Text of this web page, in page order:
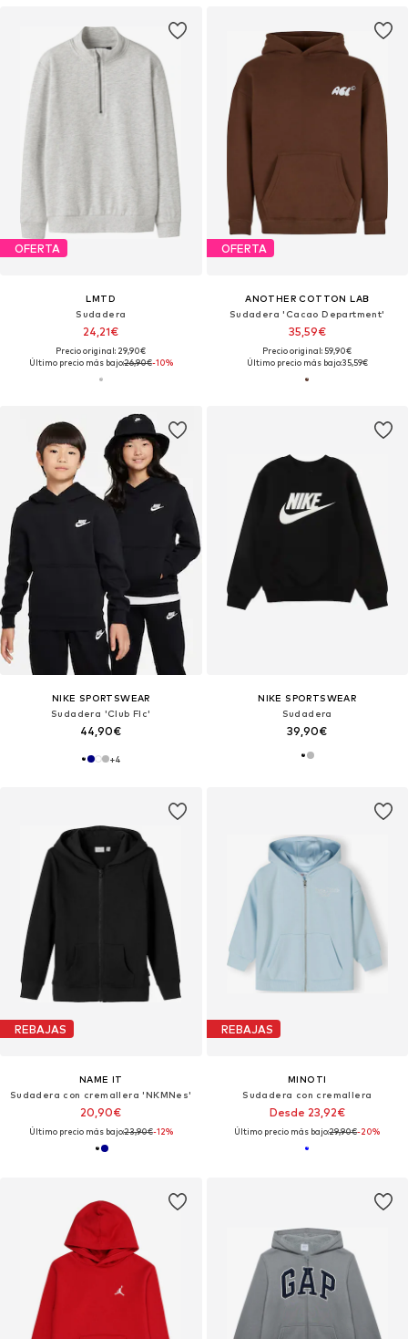
OFERTA
LMTD
Sudadera
24,21€
Precio original: 29,90€
Último precio más bajo:26,90€-10%
OFERTA
ANOTHER COTTON LAB
Sudadera 'Cacao Department'
35,59€
Precio original: 59,90€
Último precio más bajo:35,59€
NIKE SPORTSWEAR
Sudadera 'Club Flc'
44,90€
+4
NIKE SPORTSWEAR
Sudadera
39,90€
REBAJAS
NAME IT
Sudadera con cremallera 'NKMNes'
20,90€
Último precio más bajo:23,90€-12%
REBAJAS
MINOTI
Sudadera con cremallera
Desde 23,92€
Último precio más bajo:29,90€-20%